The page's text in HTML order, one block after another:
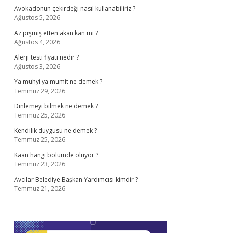
Avokadonun çekirdeği nasıl kullanabiliriz ?
Ağustos 5, 2026
Az pişmiş etten akan kan mı ?
Ağustos 4, 2026
Alerji testi fiyatı nedir ?
Ağustos 3, 2026
Ya muhyi ya mumit ne demek ?
Temmuz 29, 2026
Dinlemeyi bilmek ne demek ?
Temmuz 25, 2026
Kendilik duygusu ne demek ?
Temmuz 25, 2026
Kaan hangi bölümde ölüyor ?
Temmuz 23, 2026
Avcılar Belediye Başkan Yardımcısı kimdir ?
Temmuz 21, 2026